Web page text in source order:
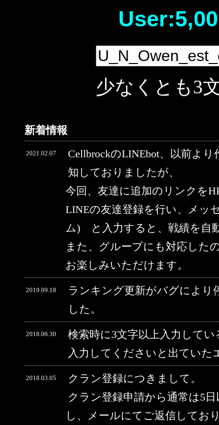
少なくとも3
新着情報
2021.02.07
CellbrockのLINEbot、以前よ
知しておりましたが、
今回、友達に追加のリンクを
LINEの友達登録を行い、メ
ム) と入力すると、戦績を自
また、グループにも対応した
お楽しみいただけます。
2019.09.18
ランキング更新がバグにより
した。
2018.06.30
検索時に3文字以上入力して
入力してくださいと出ていた
2018.03.05
クラン登録につきまして。
クラン登録申請から通常は5
し、メールにてご返信してお